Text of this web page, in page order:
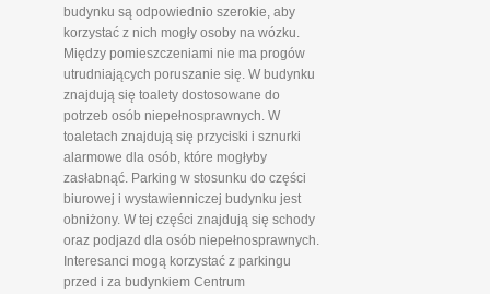
budynku są odpowiednio szerokie, aby
korzystać z nich mogły osoby na wózku.
Między pomieszczeniami nie ma progów
utrudniających poruszanie się. W budynku
znajdują się toalety dostosowane do
potrzeb osób niepełnosprawnych. W
toaletach znajdują się przyciski i sznurki
alarmowe dla osób, które mogłyby
zasłabnąć. Parking w stosunku do części
biurowej i wystawienniczej budynku jest
obniżony. W tej części znajdują się schody
oraz podjazd dla osób niepełnosprawnych.
Interesanci mogą korzystać z parkingu
przed i za budynkiem Centrum